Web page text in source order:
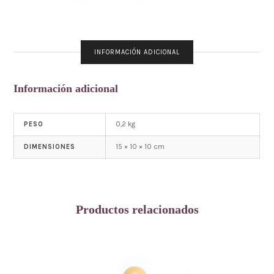
INFORMACIÓN ADICIONAL
Información adicional
PESO 0,2 kg
DIMENSIONES 15 × 10 × 10 cm
Productos relacionados